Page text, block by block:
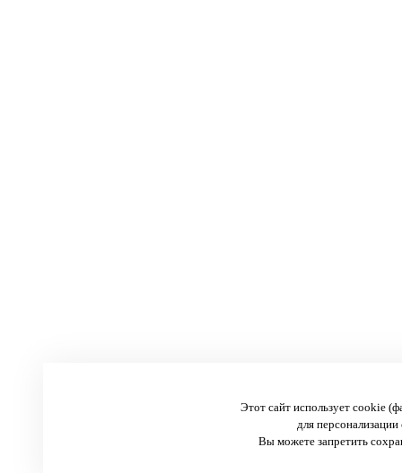
Этот сайт использует cookie
для персонализации
Вы можете запретить